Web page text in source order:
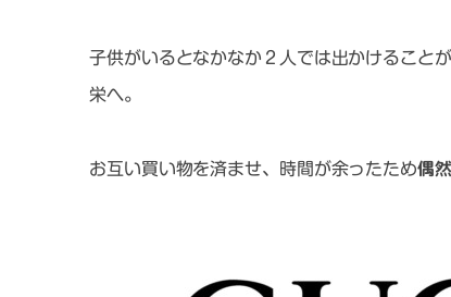
子供がいるとなかなか２人では出かけること
栄へ。
お互い買い物を済ませ、時間が余ったため偶